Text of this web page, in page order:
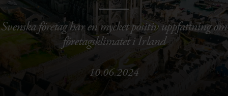
Svenska företag har en mycket positiv uppfattning om
företagsklimatet i Irland
10.06.2024